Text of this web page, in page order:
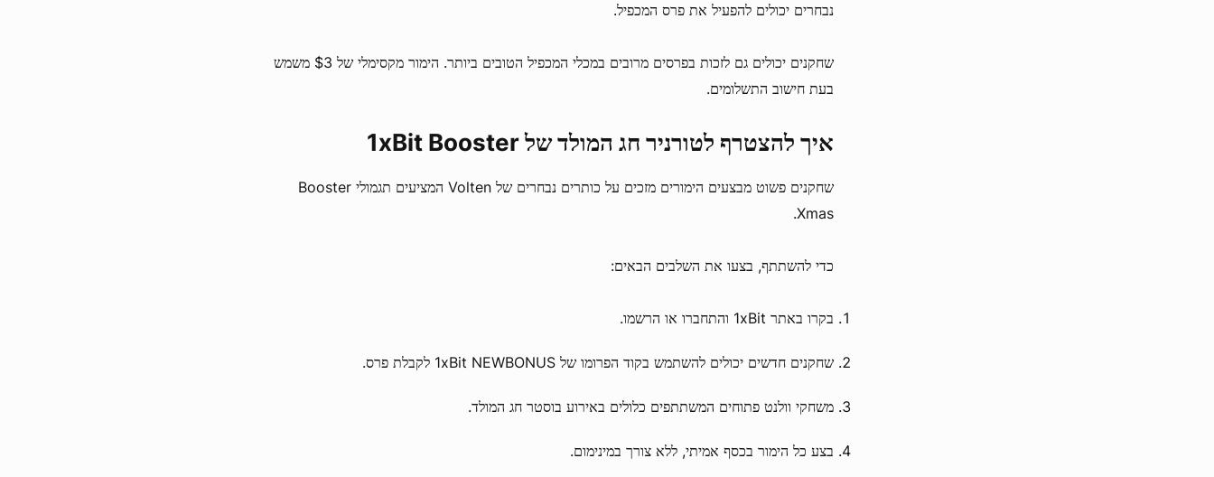
נבחרים יכולים להפעיל את פרס המכפיל.
שחקנים יכולים גם לזכות בפרסים מרובים במכלי המכפיל הטובים ביותר. הימור מקסימלי של $3 משמש
בעת חישוב התשלומים.
איך להצטרף לטורניר חג המולד של 1xBit Booster
שחקנים פשוט מבצעים הימורים מזכים על כותרים נבחרים של Volten המציעים תגמולי Booster
Xmas.
כדי להשתתף, בצעו את השלבים הבאים:
בקרו באתר 1xBit והתחברו או הרשמו.
שחקנים חדשים יכולים להשתמש בקוד הפרומו של 1xBit NEWBONUS לקבלת פרס.
משחקי וולנט פתוחים המשתתפים כלולים באירוע בוסטר חג המולד.
בצע כל הימור בכסף אמיתי, ללא צורך במינימום.